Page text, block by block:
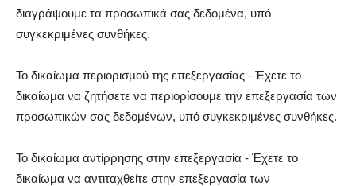
διαγράψουμε τα προσωπικά σας δεδομένα, υπό
συγκεκριμένες συνθήκες.
Το δικαίωμα περιορισμού της επεξεργασίας - Έχετε το
δικαίωμα να ζητήσετε να περιορίσουμε την επεξεργασία των
προσωπικών σας δεδομένων, υπό συγκεκριμένες συνθήκες.
Το δικαίωμα αντίρρησης στην επεξεργασία - Έχετε το
δικαίωμα να αντιταχθείτε στην επεξεργασία των